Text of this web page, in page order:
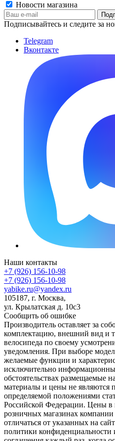
Новости магазина
Подписывайтесь и следите за
Telegram
Вконтакте
Наши контакты
+7 (926) 156-10-98
+7 (926) 156-10-98
yabike.ru@yandex.ru
105187, г. Москва,
ул. Крылатская д. 10с3
Сообщить об ошибке
Производитель оставляет за
комплектацию, внешний вид и
велосипеда по своему
уведомления. При выборе
желаемые функции и
исключительно
обстоятельствах размещаемые
материалы и цены не являются
определяемой положениями
Российской Федерации. Цены в
розничных магазинах
отличаться от указанных на
политики конфиденциальности